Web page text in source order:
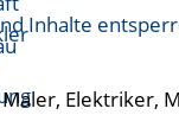
Inhalte
Elektriker,